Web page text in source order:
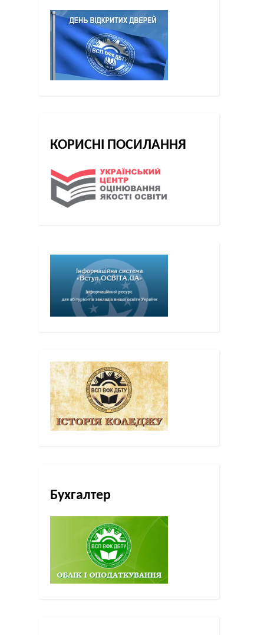
КОРИСНІ ПОСИЛАННЯ
Бухгалтер